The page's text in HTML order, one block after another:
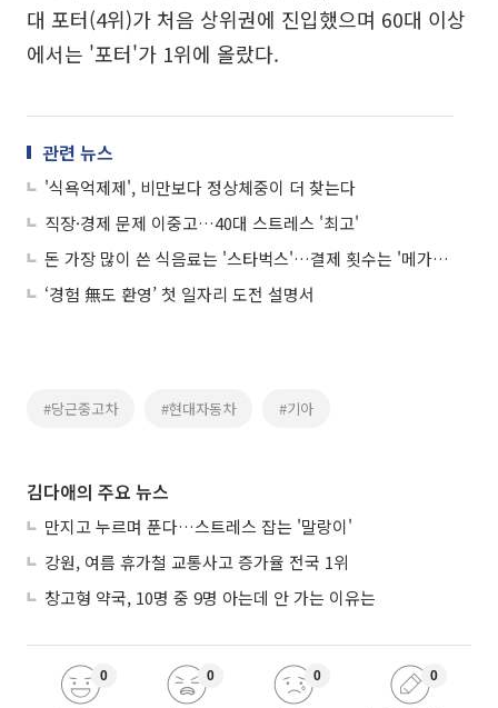
대 포터(4위)가 처음 상위권에 진입했으며 60대 이상
에서는 '포터'가 1위에 올랐다.
관련 뉴스
'식욕억제제', 비만보다 정상체중이 더 찾는다
직장·경제 문제 이중고…40대 스트레스 '최고'
돈 가장 많이 쓴 식음료는 '스타벅스'…결제 횟수는 '메가커피'가 1위
‘경험 無도 환영’ 첫 일자리 도전 설명서
#당근중고차 #현대자동차 #기아
김다애의 주요 뉴스
만지고 누르며 푼다…스트레스 잡는 '말랑이'
강원, 여름 휴가철 교통사고 증가율 전국 1위
창고형 약국, 10명 중 9명 아는데 안 가는 이유는
0 0 0 0